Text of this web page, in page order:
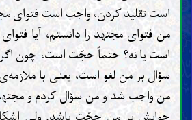
است تقلید کردن، واجب است فتوای
من فتوای مجتهد را دانستم، آیا
است یا نه؟ حتماً حجّت است، چون
سؤال بر من لغو است، یعنی با
من واجب شد و من سؤال کردم و